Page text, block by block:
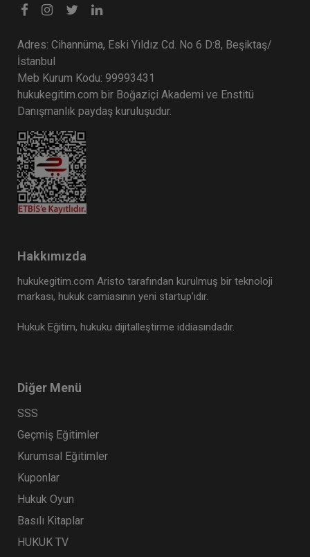
Sosyal Güvenlik Hukuku - III. İş Hukuku Kongresi
- VI. Oturum
360 TL
Tüketici Hukuku Enstitüsü
Oturum
360 TL
Tüketici Hukuku Enstitüsü
Adres: Cihannüma, Eski Yıldız Cd. No 6 D:8, Beşiktaş/
İstanbul
Meb Kurum Kodu: 99993431
hukukegitim.com bir Boğaziçi Akademi ve Enstitü
Danışmanlık paydaş kuruluşudur.
Hakkımızda
hukukegitim.com Aristo tarafından kurulmuş bir teknoloji
markası, hukuk camiasının yeni startup’ıdır.
Hukuk Eğitim, hukuku dijitalleştirme iddiasındadır.
Diğer Menü
SSS
Geçmiş Eğitimler
Kurumsal Eğitimler
Kuponlar
Hukuk Oyun
Basılı Kitaplar
HUKUK TV